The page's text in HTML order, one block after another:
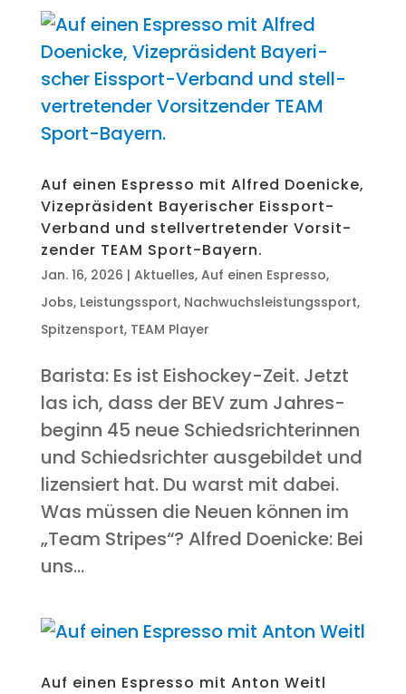
Auf einen Espres­so mit Alfred Doe­ni­cke,
Vize­prä­si­dent Baye­ri­scher Eis­sport-
Ver­band und stell­ver­tre­ten­der Vor­sit­
zen­der TEAM Sport-Bayern.
Jan. 16, 2026 | Aktuelles, Auf einen Espresso,
Jobs, Leistungssport, Nachwuchsleistungssport,
Spitzensport, TEAM Player
Baris­ta: Es ist Eis­ho­ckey-Zeit. Jetzt
las ich, dass der BEV zum Jah­res­
be­ginn 45 neue Schieds­rich­te­rin­nen
und Schieds­rich­ter aus­ge­bil­det und
lizen­siert hat. Du warst mit dabei.
Was müs­sen die Neu­en kön­nen im
„Team Stripes“? Alfred Doe­ni­cke: Bei
uns...
Auf einen Espres­so mit Anton Weitl